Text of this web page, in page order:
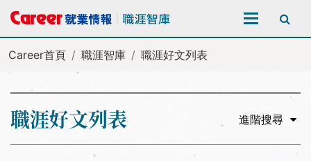
全站搜尋
Career首頁 職涯智庫 職涯好文列表
職涯好文列表 進階搜尋